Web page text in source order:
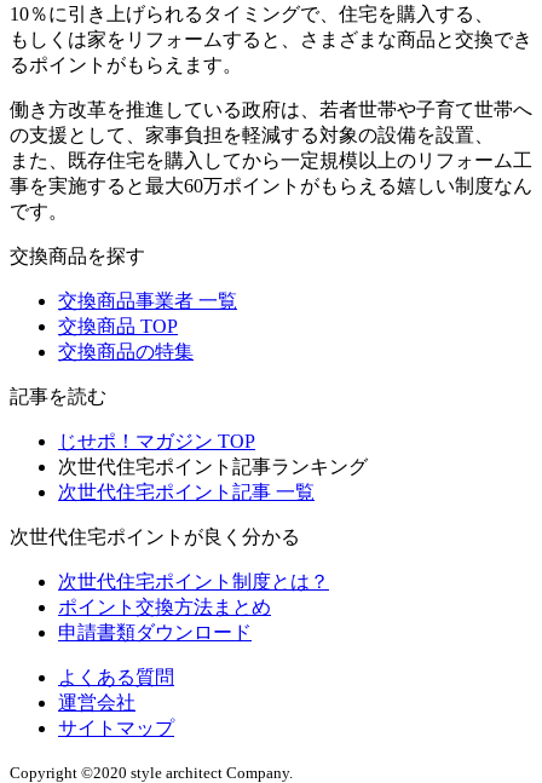
10％に引き上げられるタイミングで、住宅を購入する、
もしくは家をリフォームすると、さまざまな商品と交換でき
るポイントがもらえます。
働き方改革を推進している政府は、若者世帯や子育て世帯へ
の支援として、家事負担を軽減する対象の設備を設置、
また、既存住宅を購入してから一定規模以上のリフォーム工
事を実施すると最大60万ポイントがもらえる嬉しい制度なん
です。
交換商品を探す
交換商品事業者 一覧
交換商品 TOP
交換商品の特集
記事を読む
じせポ！マガジン TOP
次世代住宅ポイント記事ランキング
次世代住宅ポイント記事 一覧
次世代住宅ポイントが良く分かる
次世代住宅ポイント制度とは？
ポイント交換方法まとめ
申請書類ダウンロード
よくある質問
運営会社
サイトマップ
Copyright ©2020 style architect Company.